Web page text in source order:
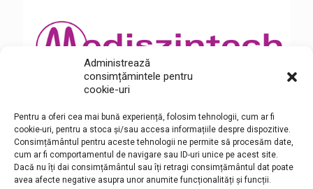
Administrează
consimțămintele pentru
cookie-uri
Pentru a oferi cea mai bună experiență, folosim tehnologii, cum ar fi
cookie-uri, pentru a stoca și/sau accesa informațiile despre dispozitive.
Consimțământul pentru aceste tehnologii ne permite să procesăm date,
cum ar fi comportamentul de navigare sau ID-uri unice pe acest site.
Dacă nu îți dai consimțământul sau îți retragi consimțământul dat poate
avea afecte negative asupra unor anumite funcționalități și funcții.